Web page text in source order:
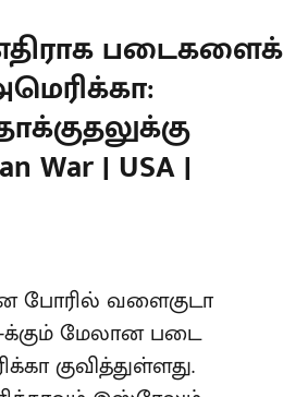
படைகளைக்
War | USA |
போரில் வளைகுடா
க்கும் மேலான படை
குவித்துள்ளது.